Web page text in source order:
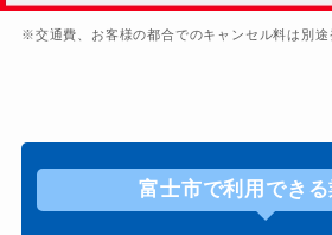
※交通費、お客様の都合でのキャンセル料は別途
富士市で利用でき